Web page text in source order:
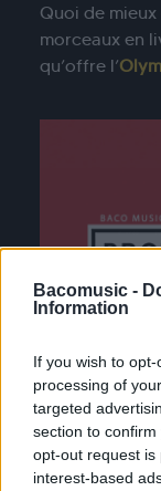
Bacomusic -
Information
If you wish to
processing of
targeted
section to
opt-out request is
interest-based
Quoi de
morceaux en
qu’offre l’